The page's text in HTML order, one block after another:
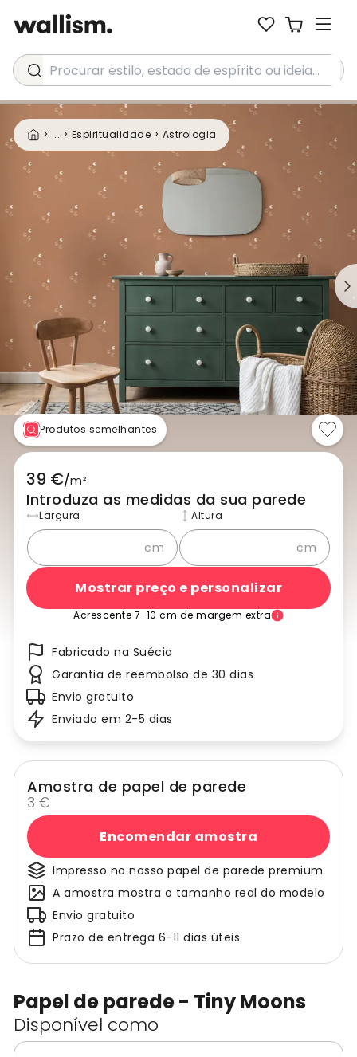
Procurar estilo, estado de espírito ou ideia...
> ... > Espiritualidade > Astrologia
Papel de parede - Tiny Moons
Disponível como
Produtos semelhantes
39 €/m²
Introduza as medidas da sua parede
Largura
cm
Altura
cm
Mostrar preço e personalizar
Acrescente 7-10 cm de margem extra
Fabricado na Suécia
Garantia de reembolso de 30 dias
Envio gratuito
Enviado em 2-5 dias
Amostra de papel de parede
3 €
Encomendar amostra
Impresso no nosso papel de parede premium
A amostra mostra o tamanho real do modelo
Envio gratuito
Prazo de entrega 6-11 dias úteis